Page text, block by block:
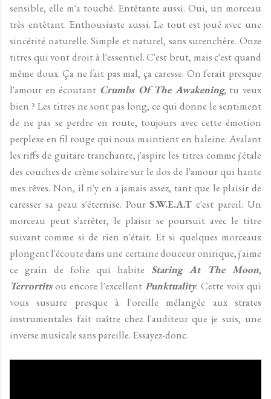
sensible, elle m'a touché. Entêtante aussi. Oui, un morceau
très entêtant. Enthousiaste aussi. Le tout est joué avec une
sincérité naturelle. Simple et naturel, sans surenchère. Onze
titres qui vont droit à l'essentiel. C'est brut, mais c'est quand
même doux. Ça ne fait pas mal, ça caresse. On ferait presque
l'amour en écoutant Crumbs Of The Awakening, tu veux
bien ? Les titres ne sont pas long, ce qui donne le sentiment
de ne pas se perdre en route, toujours avec cette émotion
perplexe en fil rouge qui nous maintient en haleine. Avalant
les riffs de guitare tranchante, j'aspire les titres comme j'étale
des couches de crème solaire sur le dos de l'amour qui hante
mes rêves. Non, il n'y en a jamais assez, tant que le plaisir de
caresser sa peau s'éternise. PourS.W.E.A.T c'est pareil. Un
morceau peut s'arrêter, le plaisir se poursuit avec le titre
suivant comme si de rien n'était. Et si quelques morceaux
plongent l'écoute dans une certaine douceur onirique, j'aime
ce grain de folie qui habite Staring At The Moon,
Terrortitsou encore l'excellent Punktuality. Cette voix qui
vous susurre presque à l'oreille mélangée aux strates
instrumentales fait naître chez l'auditeur que je suis, une
inverse musicale sans pareille. Essayez-donc.